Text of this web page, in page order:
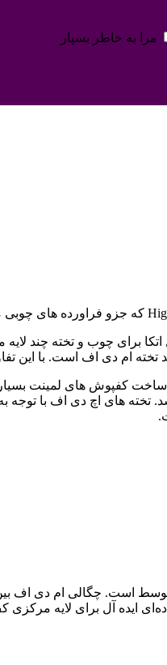
مرا به خاطر بسپار
دی اف است. با این تفاوت که بسیار
ساخت کفپوش های لمینت
تخته های اچ دی اف با توجه
ایده آل برای لایه